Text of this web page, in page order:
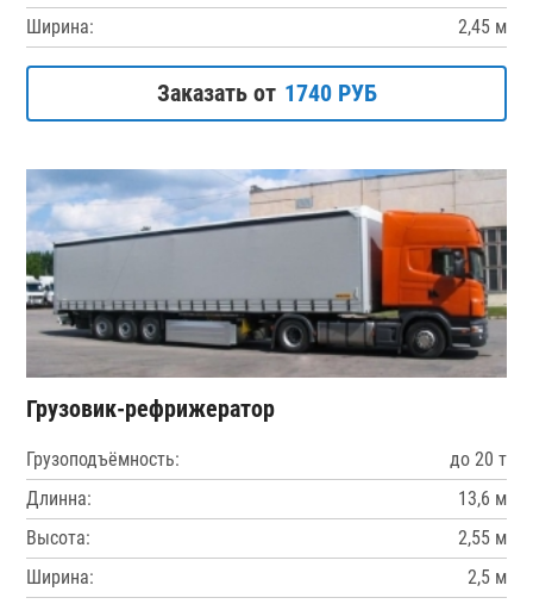
Ширина:
2,45 м
Заказать от 1740 РУБ
Грузовик-рефрижератор
Грузоподъёмность:
до 20 т
Длинна:
13,6 м
Высота:
2,55 м
Ширина:
2,5 м